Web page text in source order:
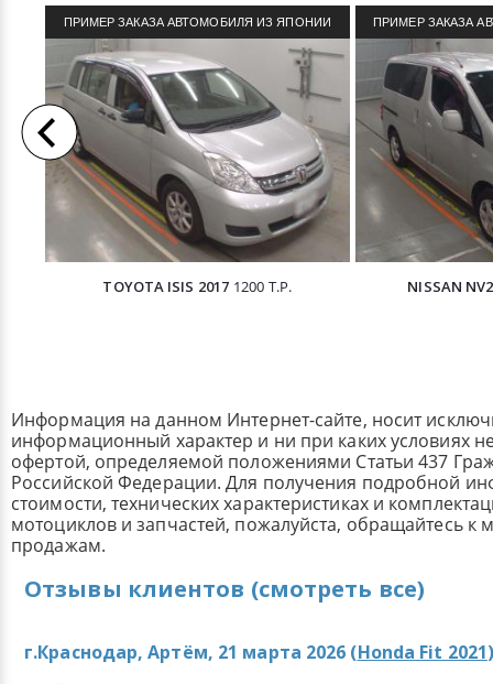
ПРИМЕР ЗАКАЗА АВТОМОБИЛЯ ИЗ ЯПОНИИ
TOYOTA ISIS 2017 1200 Т.Р.
ПРИМЕР ЗАКАЗА
NISSAN
Информация на данном Интернет-сайте, носит
информационный характер и ни при каких условиях
офертой, определяемой положениями Статьи 437
Российской Федерации. Для получения подробной
стоимости, технических характеристиках и
мотоциклов и запчастей, пожалуйста, обращайтесь к
продажам.
Отзывы клиентов (смотреть все)
г.Краснодар, Артём, 21 марта 2026 (Honda Fit 2021